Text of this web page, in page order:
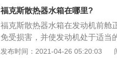
到膨胀罐MAX和MIN刻度之间的
动发动机；4、启动发动机后，
却液到膨胀罐内，直至液面达到
新装上盖子，确保压力盖用手拧
福克斯散热器水箱在哪里?
福克斯散热器水箱在发动机前舱
免受损害，并使发动机处于适当
散热器芯等三部分构成。冷却液
发布时间：2021-04-26 05:20:03